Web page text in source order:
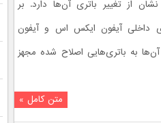
از تغییر باتری آن‌ها دارد. بر
داخلی آیفون ایکس اس و آیفون
به باتری‌هایی اصلاح شده مجهز
متن کامل »